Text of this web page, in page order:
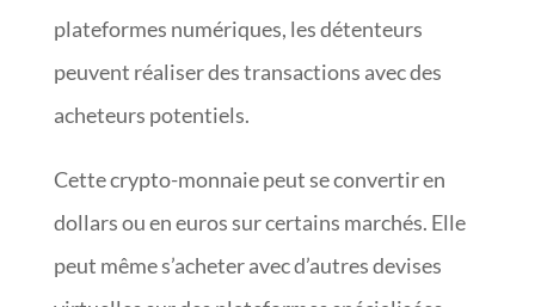
plateformes numériques, les détenteurs
peuvent réaliser des transactions avec des
acheteurs potentiels.
Cette crypto-monnaie peut se convertir en
dollars ou en euros sur certains marchés. Elle
peut même s’acheter avec d’autres devises